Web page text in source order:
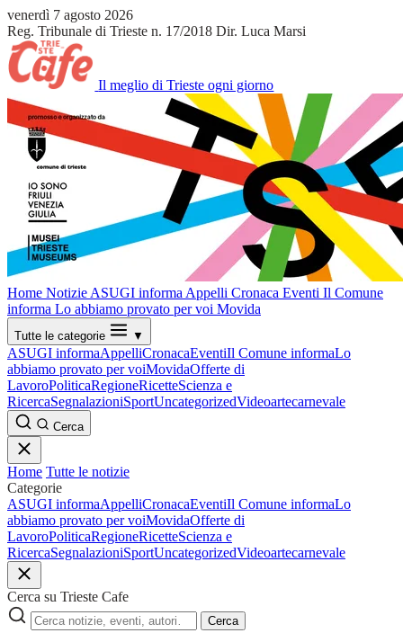
venerdì 7 agosto 2026
Reg. Tribunale di Trieste n. 17/2018 Dir. Luca Marsi
Il meglio di Trieste ogni giorno
Home Notizie ASUGI informa Appelli Cronaca Eventi Il Comune
informa Lo abbiamo provato per voi Movida
Tutte le categorie ▼
ASUGI informaAppelliCronacaEventiIl Comune informaLo
abbiamo provato per voiMovidaOfferte di
LavoroPoliticaRegioneRicetteScienza e
RicercaSegnalazioniSportUncategorizedVideoartecarnevale
Cerca
Home Tutte le notizie
Categorie
ASUGI informaAppelliCronacaEventiIl Comune informaLo
abbiamo provato per voiMovidaOfferte di
LavoroPoliticaRegioneRicetteScienza e
RicercaSegnalazioniSportUncategorizedVideoartecarnevale
Cerca su Trieste Cafe
Cerca